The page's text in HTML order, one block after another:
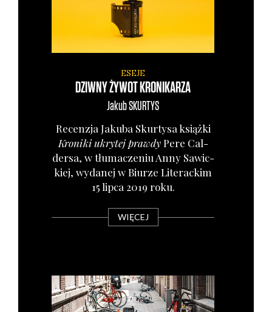
ESEJE
DZIWNY ŻYWOT KRONIKARZA
JakubSKURTYS
Recen­zja Jaku­ba Skur­ty­sa książ­ki
Kro­ni­ki ukry­tej praw­dyPere Cal­
der­sa, w tłu­ma­cze­niu Anny Sawic­
kiej, wyda­nej w Biu­rze Lite­rac­kim
15 lip­ca 2019 roku.
WIĘCEJ